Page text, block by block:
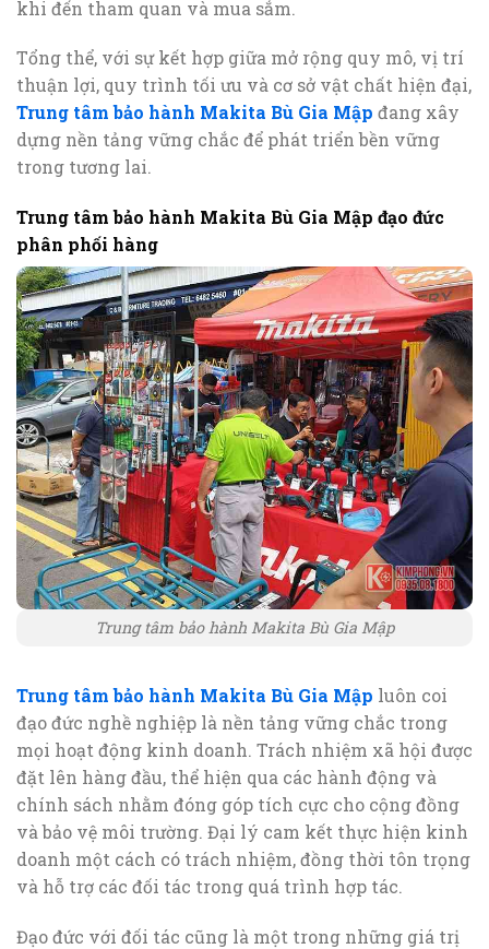
khi đến tham quan và mua sắm.
Tổng thể, với sự kết hợp giữa mở rộng quy mô, vị trí
thuận lợi, quy trình tối ưu và cơ sở vật chất hiện đại,
Trung tâm bảo hành Makita Bù Gia Mập đang xây
dựng nền tảng vững chắc để phát triển bền vững
trong tương lai.
Trung tâm bảo hành Makita Bù Gia Mập đạo đức
phân phối hàng
Trung tâm bảo hành Makita Bù Gia Mập
Trung tâm bảo hành Makita Bù Gia Mập luôn coi
đạo đức nghề nghiệp là nền tảng vững chắc trong
mọi hoạt động kinh doanh. Trách nhiệm xã hội được
đặt lên hàng đầu, thể hiện qua các hành động và
chính sách nhằm đóng góp tích cực cho cộng đồng
và bảo vệ môi trường. Đại lý cam kết thực hiện kinh
doanh một cách có trách nhiệm, đồng thời tôn trọng
và hỗ trợ các đối tác trong quá trình hợp tác.
Đạo đức với đối tác cũng là một trong những giá trị